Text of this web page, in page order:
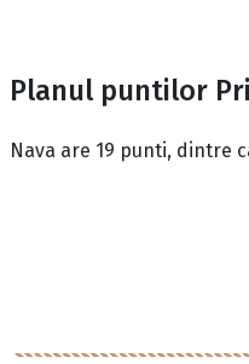
Planul puntilor
Nava are 19 punti, dintre